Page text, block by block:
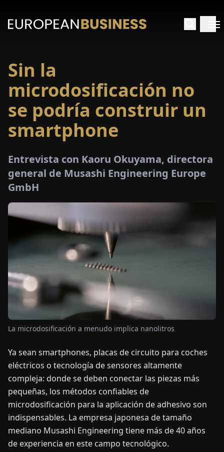
ENDEFRESITNL
CONTÁCTENOS
Sin la
microdosificación no
se podría construir un
smartphone
Entrevista con Kaoru Okuyama, directora
general de Musashi Engineering Europe
GmbH
La microdosificación a menudo implica nanolitros
Ya sean smartphones, placas de circuito para coches
eléctricos o tecnología de sensores altamente
compleja: donde se deben conectar las piezas más
pequeñas, los métodos confiables de
microdosificación para la aplicación de adhesivo son
indispensables. La empresa japonesa de tamaño
mediano Musashi Engineering tiene más de 40 años
de experiencia en este campo tecnológico.